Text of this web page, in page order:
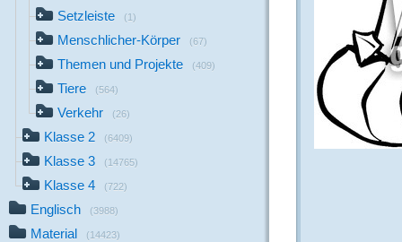
Setzleiste (1)
Menschlicher-Körper (67)
Themen und Projekte (409)
Tiere (564)
Verkehr (26)
Klasse 2 (6409)
Klasse 3 (14765)
Klasse 4 (722)
Englisch (3988)
Material (14423)